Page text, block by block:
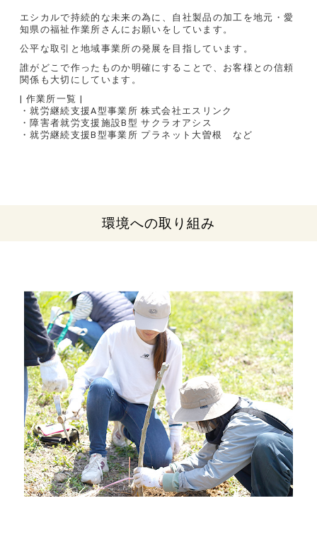
エシカルで持続的な未来の為に、自社製品の加工を地元・愛
知県の福祉作業所さんにお願いをしています。
公平な取引と地域事業所の発展を目指しています。
誰がどこで作ったものか明確にすることで、お客様との信頼
関係も大切にしています。
| 作業所一覧 |
・就労継続支援A型事業所 株式会社エスリンク
・障害者就労支援施設B型 サクラオアシス
・就労継続支援B型事業所 プラネット大曽根 など
環境への取り組み